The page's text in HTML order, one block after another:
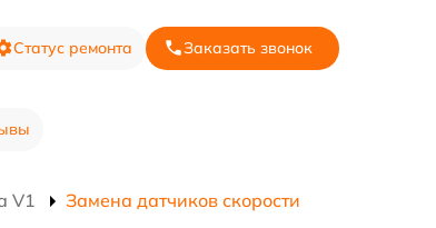
Статус ремонта Заказать звонок
V1 Замена датчиков скорости